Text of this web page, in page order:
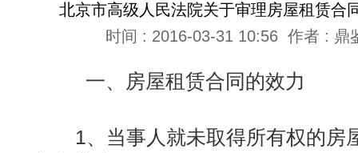
北京市高级人民法院关于审理房屋租赁合
时间 : 2016-03-31 10:56 作者 : 鼎
一、房屋租赁合同的效力
1、当事人就未取得所有权的房